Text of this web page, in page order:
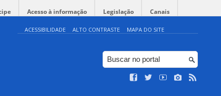
Acesso à informação Legislação Canais
ACESSIBILIDADE ALTO CONTRASTE MAPA DO SITE